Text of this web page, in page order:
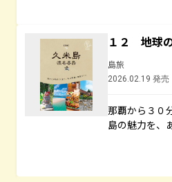
１２ 地球
島旅
2026.02.19 発売
那覇から３０
島の魅力を、